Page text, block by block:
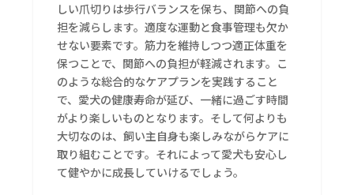
しい爪切りは歩行バランスを保ち、関節への負
担を減らします。適度な運動と食事管理も欠か
せない要素です。筋力を維持しつつ適正体重を
保つことで、関節への負担が軽減されます。こ
のような総合的なケアプランを実践すること
で、愛犬の健康寿命が延び、一緒に過ごす時間
がより楽しいものとなります。そして何よりも
大切なのは、飼い主自身も楽しみながらケアに
取り組むことです。それによって愛犬も安心し
て健やかに成長していけるでしょう。